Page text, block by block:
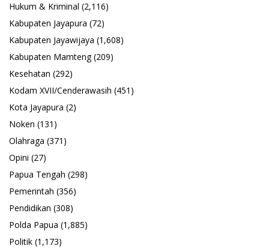
Hukum & Kriminal (2,116)
Kabupaten Jayapura (72)
Kabupaten Jayawijaya (1,608)
Kabupaten Mamteng(209)
Kesehatan (292)
Kodam XVII/Cenderawasih (451)
Kota Jayapura (2)
Noken (131)
Olahraga (371)
Opini (27)
Papua Tengah (298)
Pemerintah (356)
Pendidikan (308)
Polda Papua (1,885)
Politik (1,173)